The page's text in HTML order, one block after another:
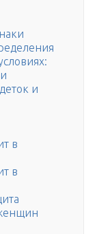
и
в
в